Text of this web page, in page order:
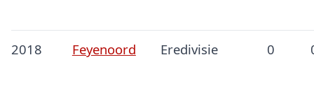
2018 Feyenoord Eredivisie 0